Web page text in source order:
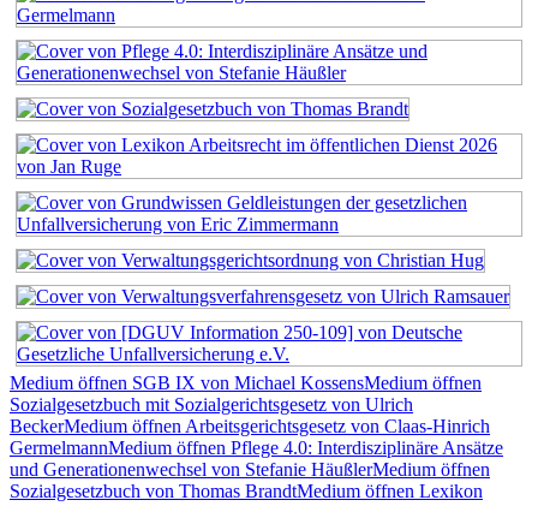
Medium öffnen SGB IX von Michael KossensMedium öffnen
Sozialgesetzbuch mit Sozialgerichtsgesetz von Ulrich
BeckerMedium öffnen Arbeitsgerichtsgesetz von Claas-Hinrich
GermelmannMedium öffnen Pflege 4.0: Interdisziplinäre Ansätze
und Generationenwechsel von Stefanie HäußlerMedium öffnen
Sozialgesetzbuch von Thomas BrandtMedium öffnen Lexikon